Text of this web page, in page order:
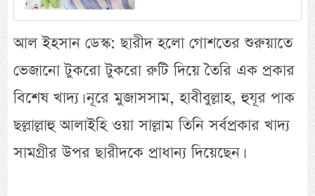
আল ইহসান ডেস্ক: ছারীদ হলো গোশতের শুরুয়াতে
ভেজানো টুকরো টুকরো রুটি দিয়ে তৈরি এক প্রকার
বিশেষ খাদ্য। নূরে মুজাসসাম, হাবীবুল্লাহ, হুযূর পাক
ছল্লাল্লাহু আলাইহি ওয়া সাল্লাম তিনি সর্বপ্রকার খাদ্য
সামগ্রীর উপর ছারীদকে প্রাধান্য দিয়েছেন।